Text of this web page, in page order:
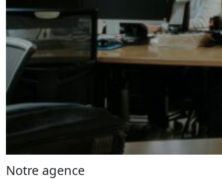
Notre agence